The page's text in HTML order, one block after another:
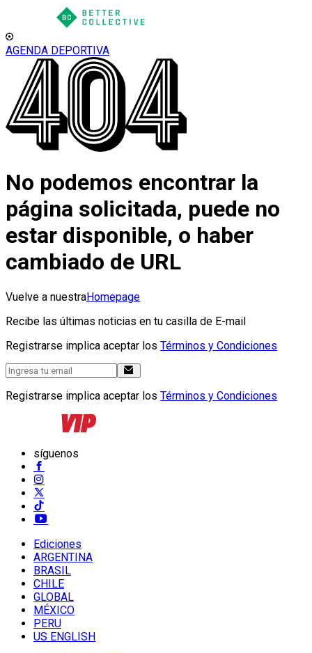
AGENDA DEPORTIVA
No podemos encontrar la
página solicitada, puede no
estar disponible, o haber
cambiado de URL
Vuelve a nuestraHomepage
Recibe las últimas noticias en tu casilla de E-mail
Registrarse implica aceptar los Términos y Condiciones
Registrarse implica aceptar los Términos y Condiciones
síguenos
Ediciones
ARGENTINA
BRASIL
CHILE
GLOBAL
MÉXICO
PERU
US ENGLISH